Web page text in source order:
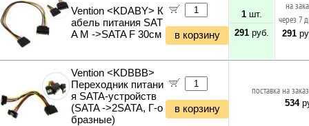
Vention <KDABY> К
абель питания SAT
A M ->SATA F 30см
в корзину
1 шт.
291 руб.
на
через 7
291
Vention <KDBBB>
Переходник питани
я SATA-устройств
(SATA ->2SATA, Г-о
бразные)
в корзину
поставка на
534